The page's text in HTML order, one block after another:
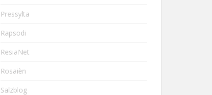
Pressylta
Rapsodi
ResiaNet
Rosaièn
Salzblog